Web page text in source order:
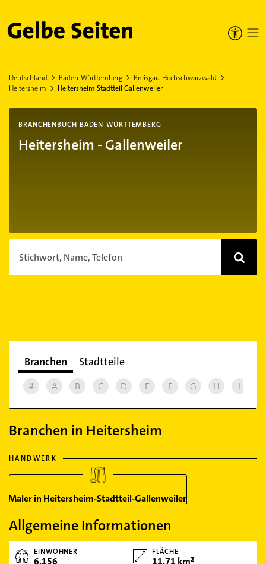
Gelbe Seiten
Deutschland Baden-Württemberg
Breisgau-Hochschwarzwald
Heitersheim
Heitersheim Stadtteil Gallenweiler
BRANCHENBUCH BADEN-WÜRTTEMBERG
Heitersheim - Gallenweiler
Stichwort, Name, Telefon
Branchen Stadtteile
# A B C D E F G H I
Branchen in Heitersheim
HANDWERK
Maler in Heitersheim-Stadtteil-Gallenweiler
Allgemeine Informationen
EINWOHNER
6.156
FLÄCHE
11.71 km²